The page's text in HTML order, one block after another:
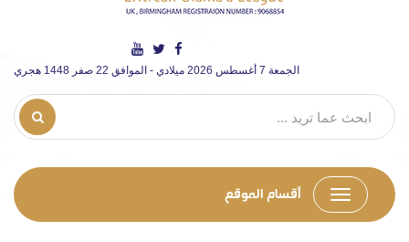
الجمعة 7 أغسطس 2026 ميلادي - الموافق 22 صفر 1448 هجري
أقسام الموقع